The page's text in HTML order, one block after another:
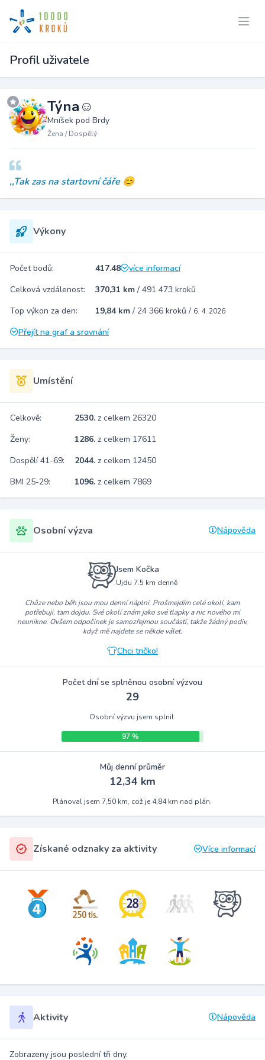
Profil uživatele
Týna☺️
Mníšek pod Brdy
Žena / Dospělý
,,Tak zas na startovní čáře 😊
Výkony
Počet bodů: 417.48
více informací
Celková vzdálenost:
370,31 km / 491 473 kroků
Top výkon za den:
19,84 km / 24 366 kroků / 6. 4. 2026
Přejít na graf a srovnání
Umístění
Celkově: 2530. z celkem 26320
Ženy:
1286. z celkem 17611
Dospělí 41-69:
2044. z celkem 12450
BMI 25-29:
1096. z celkem 7869
Osobní výzva Nápověda
Jsem Kočka
Ujdu 7.5 km denně
Chůze nebo běh jsou mou denní náplní. Prošmejdím celé okolí, kam
potřebuji, tam dojdu. Své okolí znám jako své tlapky a nic nového mi
neunikne. Ovšem odpočinek je samozřejmou součástí, takže žádný podiv,
když mě najdete se někde válet.
Chci tričko!
Počet dní se splněnou osobní výzvou
29
Osobní výzvu jsem splnil.
97 %
Můj denní průměr
12,34 km
Plánoval jsem 7,50 km, což je 4,84 km nad plán.
Získané odznaky za aktivity Více informací
Aktivity Nápověda
Zobrazeny jsou poslední tři dny.